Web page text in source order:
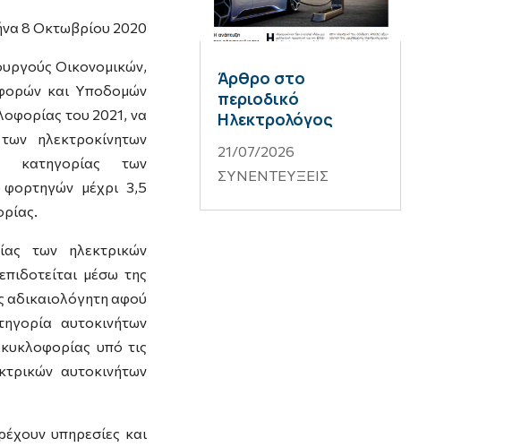
8 Οκτωβρίου 2020
Οικονομικών,
και Υποδομών
του 2021, να
ηλεκτροκίνητων
κατηγορίας των
μέχρι 3,5
των ηλεκτρικών
μέσω της
αδικαιολόγητη αφού
αυτοκινήτων
υπό τις
αυτοκινήτων
υπηρεσίες και
Άρθρο στο
περιοδικό
Ηλεκτρολόγος
21/07/2026
ΣΥΝΕΝΤΕΥΞΕΙΣ